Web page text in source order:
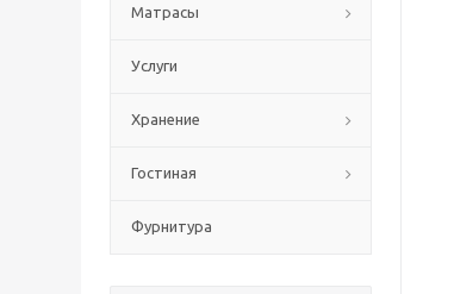
Матрасы
Услуги
Хранение
Гостиная
Фурнитура